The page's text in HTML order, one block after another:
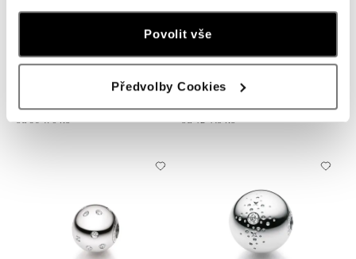
Povolit vše
Předvolby Cookies
JORG HEINZ
Prsten s diamanty Mesh
od 39 176 Kč
JORG HEINZ
Uzávěr (bez náhrdelníku) Classic
od 42 418 Kč